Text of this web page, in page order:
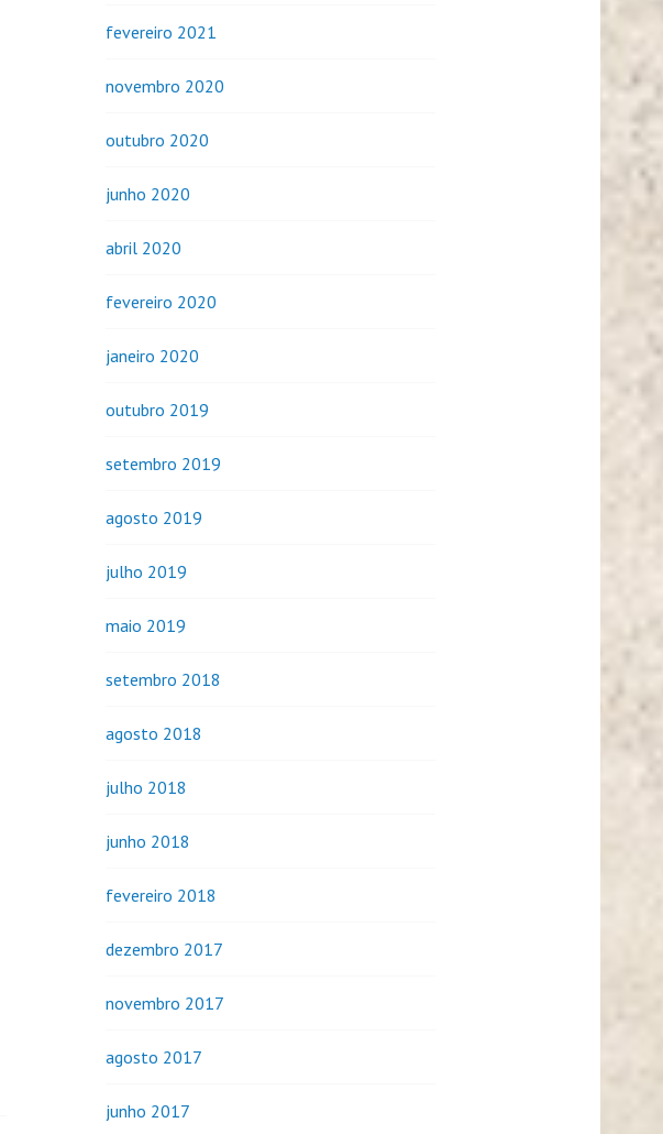
fevereiro 2021
novembro 2020
outubro 2020
junho 2020
abril 2020
fevereiro 2020
janeiro 2020
outubro 2019
setembro 2019
agosto 2019
julho 2019
maio 2019
setembro 2018
agosto 2018
julho 2018
junho 2018
fevereiro 2018
dezembro 2017
novembro 2017
agosto 2017
junho 2017